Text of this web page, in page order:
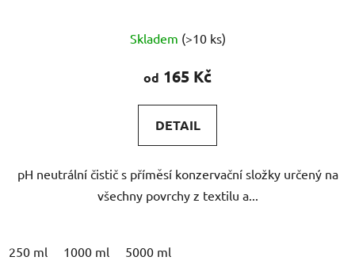
hodnocení
produktu
5,0
z
hvězdiček.
Skladem (>10 ks)
od 165 Kč
DETAIL
pH neutrální čistič s příměsí konzervační složky určený na
všechny povrchy z textilu a...
250 ml 1000 ml 5000 ml